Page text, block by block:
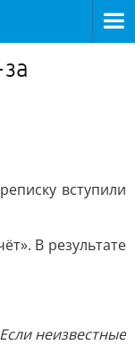
вступили
В результате
неизвестные